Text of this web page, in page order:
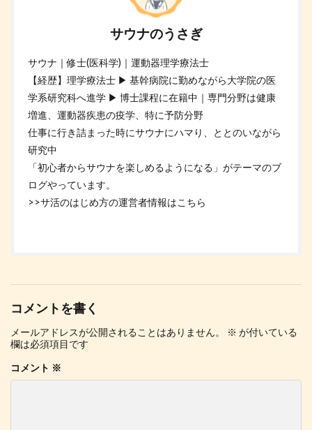
サウナのうさぎ
サウナ｜修士(医科学)｜運動器理学療法士
【経歴】理学療法士 ▶︎ 基幹病院に勤めながら大学院の医
学系研究科へ進学 ▶︎ 博士課程に在籍中｜専門分野は健康
増進、運動器疾患の疫学、特に予防分野
仕事に行き詰まった時にサウナにハマり、ととのいながら
研究中
「初心者からサウナを楽しめるようになる」がテーマのブ
ログやっています。
>>サ活のはじめ方の運営者情報はこちら
コメントを書く
メールアドレスが公開されることはありません。 ※ が付いている
欄は必須項目です
コメント ※